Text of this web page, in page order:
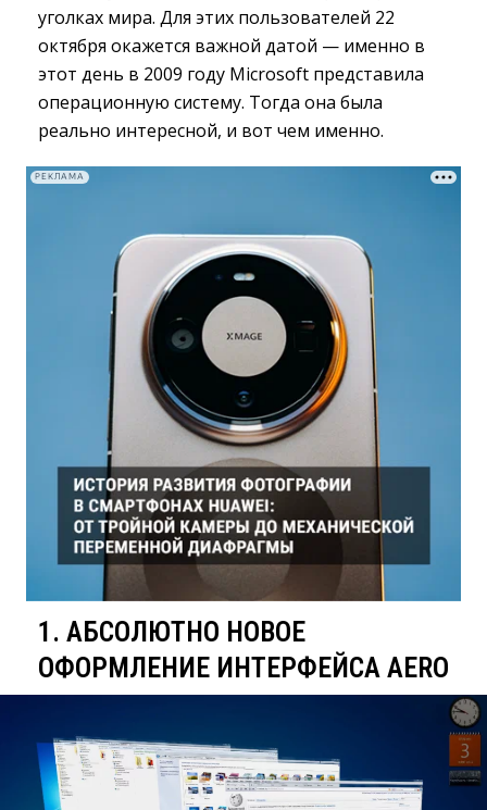
уголках мира. Для этих пользователей 22
октября окажется важной датой — именно в
этот день в 2009 году Microsoft представила
операционную систему. Тогда она была
реально интересной, и вот чем именно.
РЕКЛАМА
1. АБСОЛЮТНО НОВОЕ
ОФОРМЛЕНИЕ ИНТЕРФЕЙСА AERO